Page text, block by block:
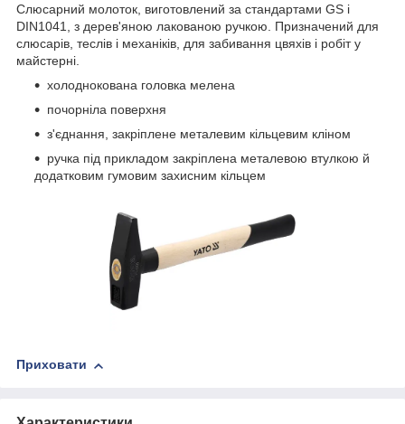
Слюсарний молоток, виготовлений за стандартами GS і
DIN1041, з дерев'яною лакованою ручкою. Призначений для
слюсарів, теслів і механіків, для забивання цвяхів і робіт у
майстерні.
холоднокована головка мелена
почорніла поверхня
з'єднання, закріплене металевим кільцевим кліном
ручка під прикладом закріплена металевою втулкою й
додатковим гумовим захисним кільцем
Приховати